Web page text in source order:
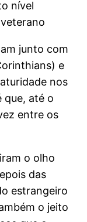
nível
junto com
e
nos
que, até o
entre os
o olho
das
estrangeiro
o jeito